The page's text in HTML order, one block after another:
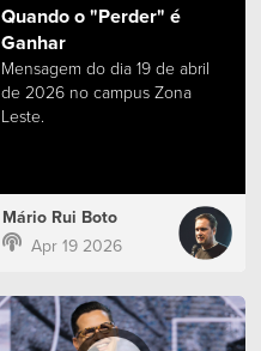
Quando o "Perder" é
Ganhar
Mensagem do dia 19 de abril
de 2026 no campus Zona
Leste.
Mário Rui Boto
Apr 19 2026